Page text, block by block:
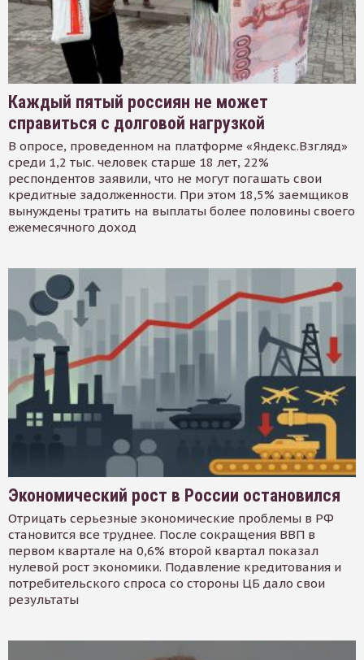
Каждый пятый россиян не может
справиться с долговой нагрузкой
В опросе, проведенном на платформе «Яндекс.Взгляд»
среди 1,2 тыс. человек старше 18 лет, 22%
респондентов заявили, что не могут погашать свои
кредитные задолженности. При этом 18,5% заемщиков
вынуждены тратить на выплаты более половины своего
ежемесячного доход
Экономический рост в России остановился
Отрицать серьезные экономические проблемы в РФ
становится все труднее. После сокращения ВВП в
первом квартале на 0,6% второй квартал показал
нулевой рост экономики. Подавление кредитования и
потребительского спроса со стороны ЦБ дало свои
результаты